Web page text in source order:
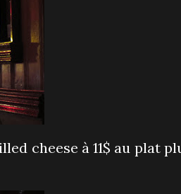
cheese à 11$ au plat